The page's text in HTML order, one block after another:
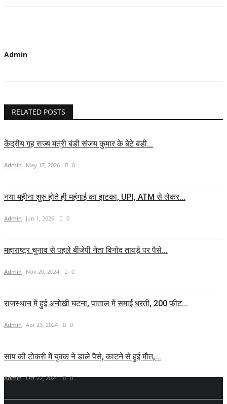
Admin
RELATED POSTS
केंद्रीय गृह राज्य मंत्री बंडी संजय कुमार के बेटे बंडी...
Admin May 17, 2026 0
नया महीना शुरु होते ही महंगाई का झटका, UPI, ATM से लेकर...
Admin Jun 1, 2026 0
महाराष्ट्र चुनाव से पहले बीजेपी नेता विनोद तावड़े पर पैसे...
Admin Nov 20, 2024 0
राजस्थान में हुई अनोखी घटना, पाताल में समाई धरती, 200 फीट...
Admin Apr 23, 2024 0
सांप की टोकरी में युवक ने डाले पैसे, काटने से हुई मौत,...
Admin Oct 22, 2024 0